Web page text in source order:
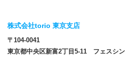
株式会社torio 東京支店
〒104-0041
東京都中央区新富2丁目5-11 フェスシン